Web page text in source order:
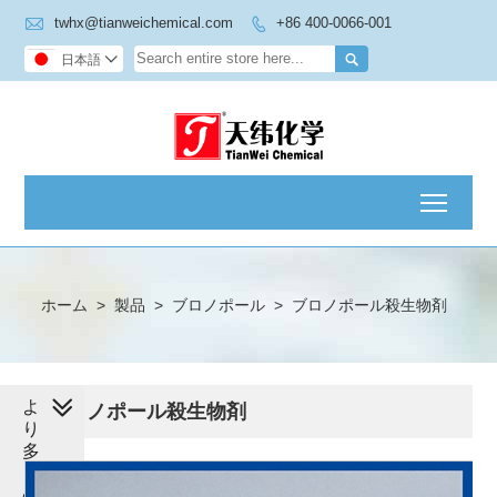
 twhx@tianweichemical.com  +86 400-0066-001

日本語 
ホーム > 製品 > ブロノポール > ブロノポール殺生物剤
ブロノポール殺生物剤
よ
り
多
く